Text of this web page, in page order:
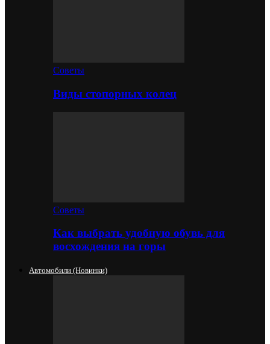
Советы
Виды стопорных колец
Советы
Как выбрать удобную обувь для
восхождения на горы
Автомобили (новинки)